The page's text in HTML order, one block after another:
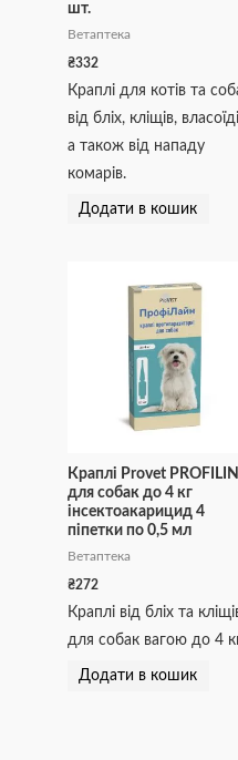
шт.
Ветаптека
₴332
Краплі для котів та
від бліх, кліщів,
а також від нападу
комарів.
Додати в кошик
Краплі Provet
для собак до 4 кг
інсектоакарицид 4
піпетки по 0,5 мл
Ветаптека
₴272
Краплі від бліх та
для собак вагою до 4
Додати в кошик